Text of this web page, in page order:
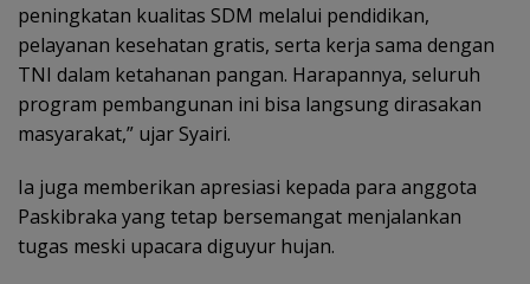
peningkatan kualitas SDM melalui pendidikan,
pelayanan kesehatan gratis, serta kerja sama dengan
TNI dalam ketahanan pangan. Harapannya, seluruh
program pembangunan ini bisa langsung dirasakan
masyarakat,” ujar Syairi.
Ia juga memberikan apresiasi kepada para anggota
Paskibraka yang tetap bersemangat menjalankan
tugas meski upacara diguyur hujan.